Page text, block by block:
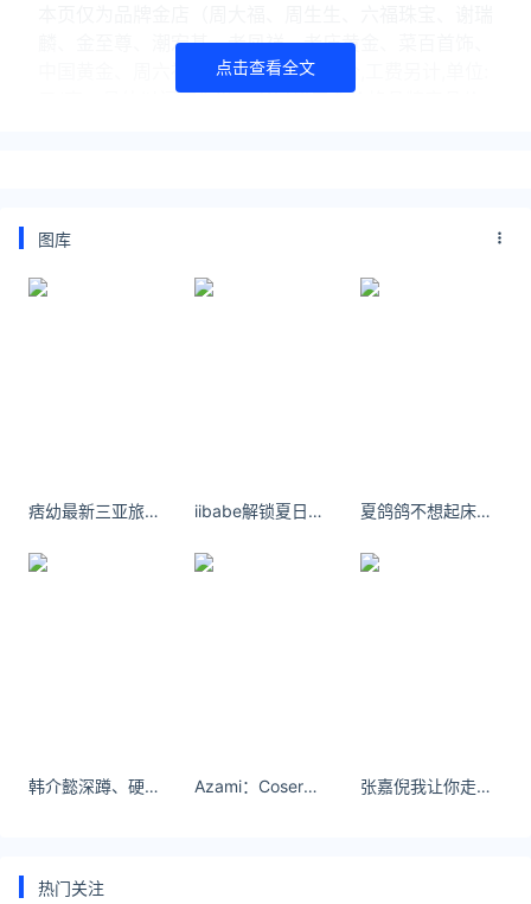
麟、金至尊、潮宏基、老凤祥、老庙黄金、菜百首饰、
中国黄金、周六福、周大生）挂牌金价,工费另计,单位:
元/克，具体以门店为准。老凤祥黄金价格品牌产品价
https://huilv.ijiandao.com/
老凤祥黄金价格今日报价
点击查看全文
图库
痞幼最新三亚旅游自拍照 iibabe解锁夏日BBQ ~ #OOTD##每日穿搭# ​​​​ 夏鸽鸽不想起床图片即便是网络红人也有自己的难处和困扰。
韩介懿深蹲、硬拉之类的动作是她训练必备 Azami：Coser图集一位活力与魅力并存的网红-梦唐记 张嘉倪我让你走，但也让你自己走。到最后，我们还是很陌生。
热门关注